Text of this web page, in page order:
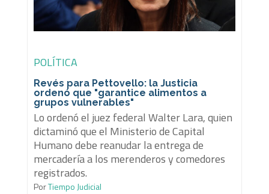
POLÍTICA
Revés para Pettovello: la Justicia
ordenó que "garantice alimentos a
grupos vulnerables"
Lo ordenó el juez federal Walter Lara, quien
dictaminó que el Ministerio de Capital
Humano debe reanudar la entrega de
mercadería a los merenderos y comedores
registrados.
PorTiempo Judicial